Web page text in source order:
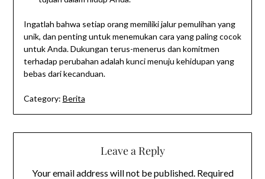
Ingatlah bahwa setiap orang memiliki jalur pemulihan yang
unik, dan penting untuk menemukan cara yang paling cocok
untuk Anda. Dukungan terus-menerus dan komitmen
terhadap perubahan adalah kunci menuju kehidupan yang
bebas dari kecanduan.
Category: Berita
Leave a Reply
Your email address will not be published. Required